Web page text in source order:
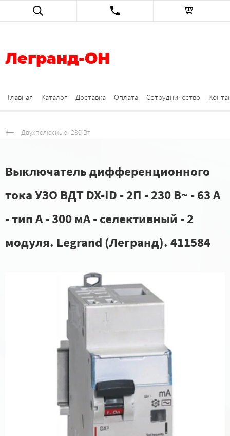
Легранд-ОН
Главная Каталог Доставка Оплата Сотрудничество
Двухполюсные -230 Вт
Выключатель дифференционного
тока УЗО ВДТ DX-ID - 2П - 230 В~ - 63 А
- тип A - 300 мА - селективный - 2
модуля. Legrand (Легранд). 411584